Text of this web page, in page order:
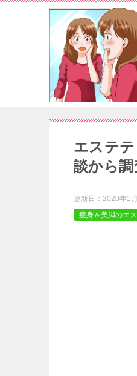
エステ
談から調
更新日： 2020年1
痩身＆美脚のエ